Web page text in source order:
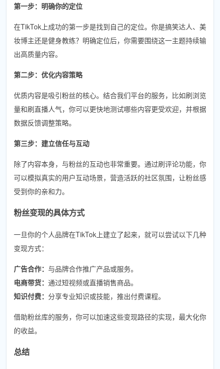
第一步：明确你的定位
在TikTok上成功的第一步是找到自己的定位。你是搞笑达人、美
妆博主还是健身教练？明确定位后，你需要围绕这一主题持续输
出高质量内容。
第二步：优化内容策略
优质内容是吸引粉丝的核心。结合我们平台的服务，比如刷浏览
量和刷直播人气，你可以更快地测试哪些内容更受欢迎，并根据
数据反馈调整策略。
第三步：建立信任与互动
除了内容本身，与粉丝的互动也非常重要。通过刷评论功能，你
可以模拟真实的用户互动场景，营造活跃的社区氛围，让粉丝感
受到你的亲和力。
粉丝变现的具体方式
一旦你的个人品牌在TikTok上建立了起来，就可以尝试以下几种
变现方式：
广告合作： 与品牌合作推广产品或服务。
电商带货： 通过短视频或直播销售商品。
知识付费： 分享专业知识或技能，推出付费课程。
借助粉丝库的服务，你可以加速这些变现路径的实现，最大化你
的收益。
总结